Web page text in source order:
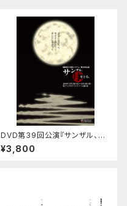
DVD第39回公演『サンザル、月
をとる。』
¥3,800